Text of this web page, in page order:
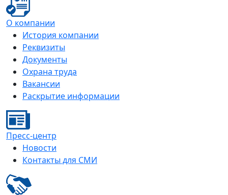
О компании
История компании
Реквизиты
Документы
Охрана труда
Вакансии
Раскрытие информации
Пресс-центр
Новости
Контакты для СМИ